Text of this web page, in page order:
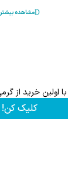
مشاهده بیشتر
کلیک کن!